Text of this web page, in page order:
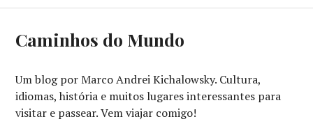
Caminhos do Mundo
Um blog por Marco Andrei Kichalowsky. Cultura,
idiomas, história e muitos lugares interessantes para
visitar e passear. Vem viajar comigo!